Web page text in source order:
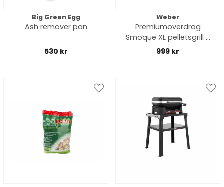
Big Green Egg
Ash remover pan
530 kr
Weber
Premiumöverdrag
Smoque XL pelletsgrill -
black
999 kr